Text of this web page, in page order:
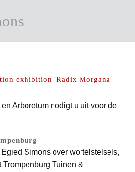
exhibition 'Radix Morgana
Arboretum nodigt u uit voor de
Simons over wortelstelsels,
Trompenburg Tuinen &